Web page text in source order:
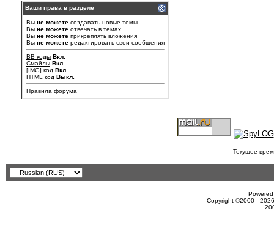
Ваши права в разделе
Вы не можете создавать новые темы
Вы не можете отвечать в темах
Вы не можете прикреплять вложения
Вы не можете редактировать свои сообщения
BB коды Вкл.
Смайлы Вкл.
[IMG] код Вкл.
HTML код Выкл.
Правила форума
Текущее
Copyright ©2000 -